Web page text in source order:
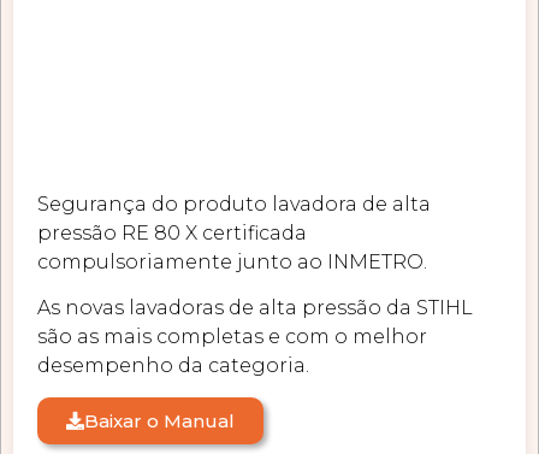
Segurança do produto lavadora de alta
pressão RE 80 X certificada
compulsoriamente junto ao INMETRO.
As novas lavadoras de alta pressão da STIHL
são as mais completas e com o melhor
desempenho da categoria.
Baixar o Manual